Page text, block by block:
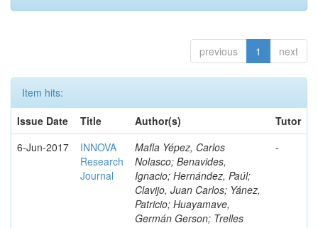
previous 1 next
Item hits:
Issue Date
Title Author(s)
Tutor
6-Jun-2017
INNOVA
Research
Journal
Mafla Yépez, Carlos
Nolasco; Benavides,
Ignacio; Hernández, Paúl;
Clavijo, Juan Carlos; Yánez,
Patricio; Huayamave,
Germán Gerson; Trelles
-